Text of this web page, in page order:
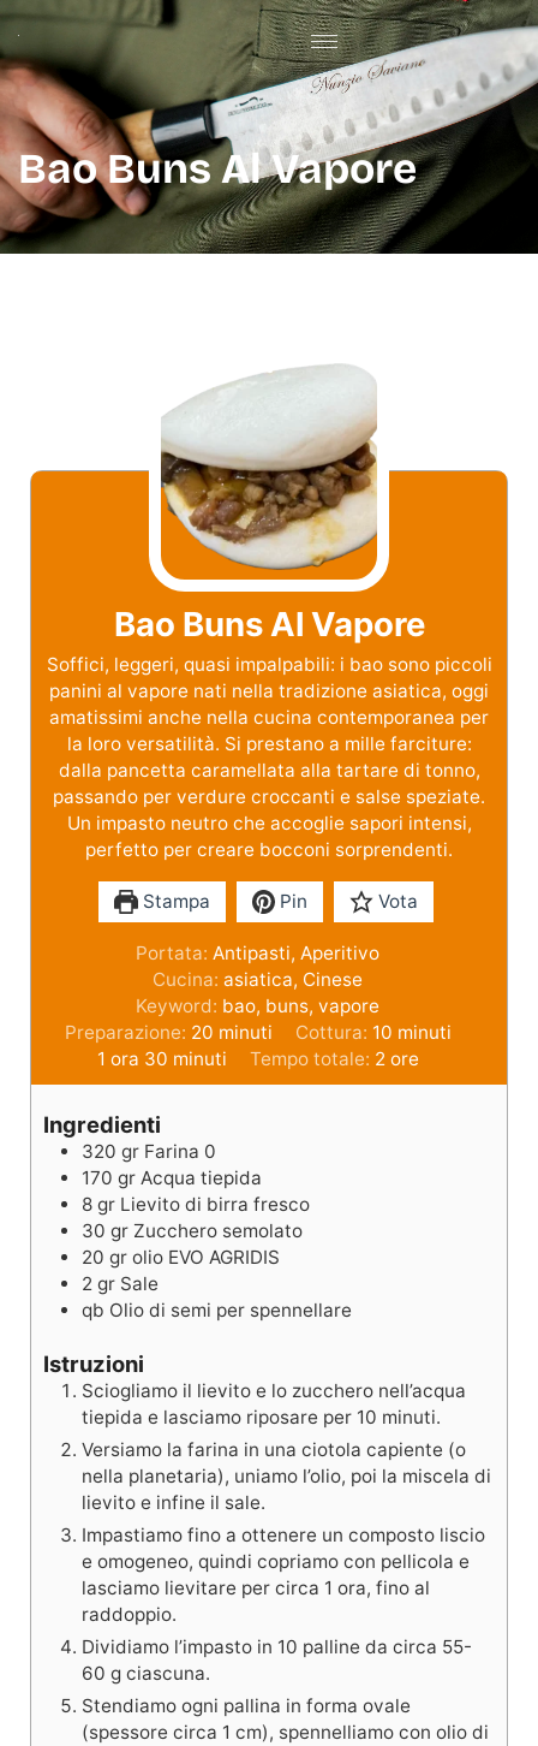
Bao Buns Al Vapore
Bao Buns Al Vapore
Soffici, leggeri, quasi impalpabili: i bao sono piccoli
panini al vapore nati nella tradizione asiatica, oggi
amatissimi anche nella cucina contemporanea per
la loro versatilità. Si prestano a mille farciture:
dalla pancetta caramellata alla tartare di tonno,
passando per verdure croccanti e salse speziate.
Un impasto neutro che accoglie sapori intensi,
perfetto per creare bocconi sorprendenti.
Stampa Pin Vota
Portata:Antipasti, Aperitivo
Cucina:asiatica, Cinese
Keyword: bao, buns, vapore
Preparazione: 20 minuti Cottura: 10 minuti
1 ora 30 minuti Tempo totale: 2 ore
Ingredienti
320 gr Farina 0
170 gr Acqua tiepida
8 gr Lievito di birra fresco
30 gr Zucchero semolato
20 gr olio EVO AGRIDIS
2 gr Sale
qb Olio di semi per spennellare
Istruzioni
Sciogliamo il lievito e lo zucchero nell’acqua
tiepida e lasciamo riposare per 10 minuti.
Versiamo la farina in una ciotola capiente (o
nella planetaria), uniamo l’olio, poi la miscela di
lievito e infine il sale.
Impastiamo fino a ottenere un composto liscio
e omogeneo, quindi copriamo con pellicola e
lasciamo lievitare per circa 1 ora, fino al
raddoppio.
Dividiamo l’impasto in 10 palline da circa 55-
60 g ciascuna.
Stendiamo ogni pallina in forma ovale
(spessore circa 1 cm), spennelliamo con olio di